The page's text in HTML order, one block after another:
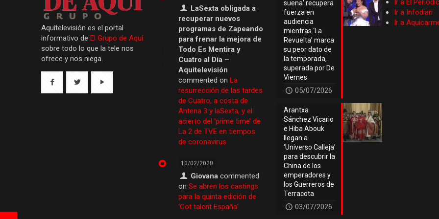
Aquítelevisión es el portal
informativo de El Grupo de Aquí
sobre todo lo que la tele nos
ofrece y nos niega.
LaSexta obligada a
recuperar nuevos
programas de Zapeando
para frenar la mejora de
Todo Es Mentira y
Cuatro al Día –
Aquitelevisión
commented on La
resurrección de las tardes
de Cuatro, a costa de
Antena 3 y laSexta, y el
acierto del ‘prime time’ de
La 2 de TVE en tiempos
de coronavirus
10/02/2020
Giovana commented
on Se abren los castings
para la quinta edición de
‘Got talent España’
suena’ recupera
fuerza en
audiencia
mientras ‘La
Revuelta’ marca
su peor dato de
la temporada,
superada por De
Viernes
05/07/2026
Arantxa
Sánchez Vicario
e Hiba Abouk
llegan a
‘Universo Calleja’
para descubrir la
China de los
emperadores y
los Guerreros de
Terracota
03/07/2026
Ir a El
Ir a Infodiari
Ir a